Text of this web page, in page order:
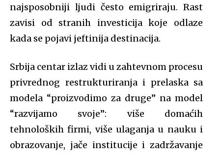
najsposobniji ljudi često emigriraju. Rast
zavisi od stranih investicija koje odlaze
kada se pojavi jeftinija destinacija.
Srbija centar izlaz vidi u zahtevnom procesu
privrednog restrukturiranja i prelaska sa
modela “proizvodimo za druge” na model
“razvijamo svoje”: više domaćih
tehnoloških firmi, više ulaganja u nauku i
obrazovanje, jače institucije i zadržavanje